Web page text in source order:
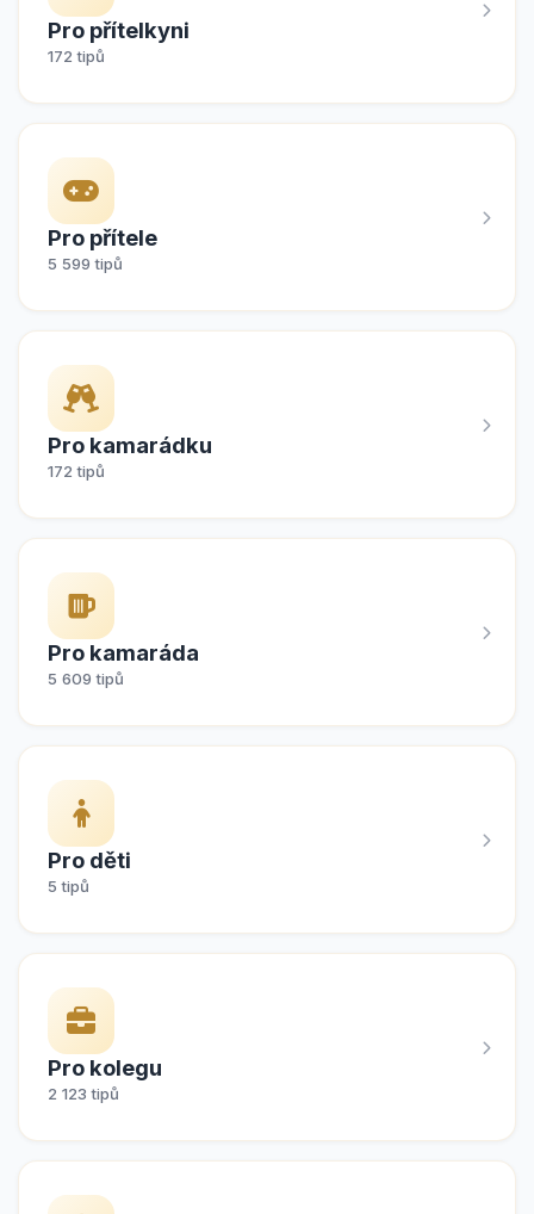
Pro přítelkyni
172 tipů
Pro přítele
5 599 tipů
Pro kamarádku
172 tipů
Pro kamaráda
5 609 tipů
Pro děti
5 tipů
Pro kolegu
2 123 tipů